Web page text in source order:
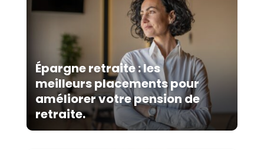
Épargne retraite : les
meilleurs placements pour
améliorer votre pension de
retraite.